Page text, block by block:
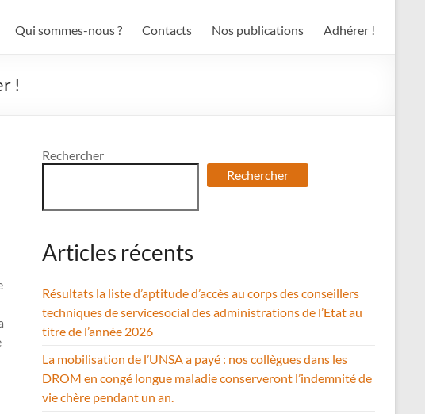
Qui sommes-nous ? Contacts Nos publications Adhérer !
!
Rechercher
Rechercher
Articles récents
Résultats la liste d’aptitude d’accès au corps des conseillers
techniques de servicesocial des administrations de l’Etat au
titre de l’année 2026
La mobilisation de l’UNSA a payé : nos collègues dans les
DROM en congé longue maladie conserveront l’indemnité de
vie chère pendant un an.